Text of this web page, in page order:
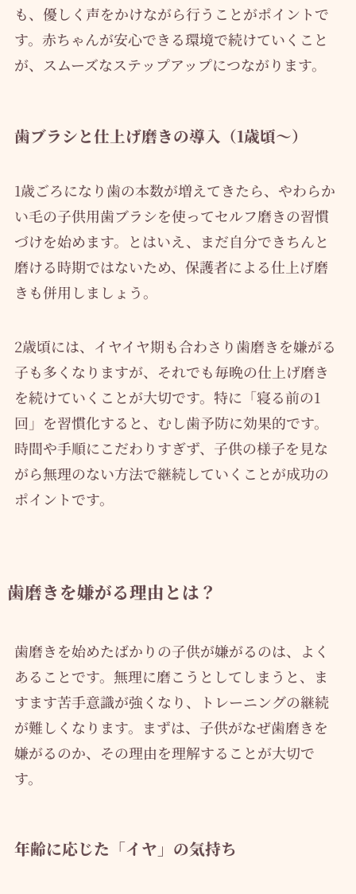
も、優しく声をかけながら行うことがポイントで
す。赤ちゃんが安心できる環境で続けていくこと
が、スムーズなステップアップにつながります。
歯ブラシと仕上げ磨きの導入（1歳頃～）
1歳ごろになり歯の本数が増えてきたら、やわらか
い毛の子供用歯ブラシを使ってセルフ磨きの習慣
づけを始めます。とはいえ、まだ自分できちんと
磨ける時期ではないため、保護者による仕上げ磨
きも併用しましょう。
2歳頃には、イヤイヤ期も合わさり歯磨きを嫌がる
子も多くなりますが、それでも毎晩の仕上げ磨き
を続けていくことが大切です。特に「寝る前の1
回」を習慣化すると、むし歯予防に効果的です。
時間や手順にこだわりすぎず、子供の様子を見な
がら無理のない方法で継続していくことが成功の
ポイントです。
歯磨きを嫌がる理由とは？
歯磨きを始めたばかりの子供が嫌がるのは、よく
あることです。無理に磨こうとしてしまうと、ま
すます苦手意識が強くなり、トレーニングの継続
が難しくなります。まずは、子供がなぜ歯磨きを
嫌がるのか、その理由を理解することが大切で
す。
年齢に応じた「イヤ」の気持ち